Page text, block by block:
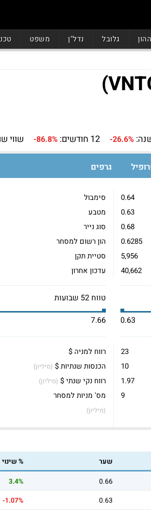
גלובל נדל"ן משפט
-26.6% 12 חודשים: -86.8% שווי
גרפים
0.64
0.63
0.68
0.6285
5,956
40,662
סימבול
מטבע
סוג נייר
הון רשום למסחר
סטיית תקן
עדכון אחרון
0.63
טווח 52 שבועות
7.66
23
10
1.97
9
רווח למניה $
הכנסות שנתיות $ (מיליון)
רווח נקי שנתי $ (מיליון)
מס' מניות למסחר
(מיליון)
שער % שינוי
0.66
3.4%
0.63
-1.07%